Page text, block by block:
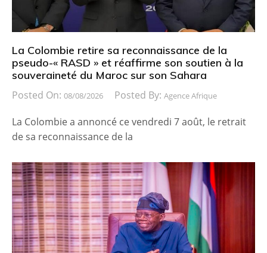
La Colombie retire sa reconnaissance de la
pseudo-« RASD » et réaffirme son soutien à la
souveraineté du Maroc sur son Sahara
Posted On: 08/08/2026 Posted By: Agence Afrique
La Colombie a annoncé ce vendredi 7 août, le retrait
de sa reconnaissance de la